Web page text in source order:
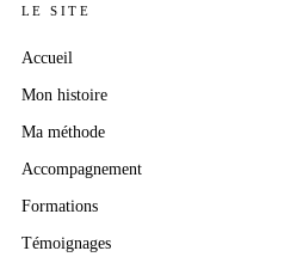
LE SITE
Accueil
Mon histoire
Ma méthode
Accompagnement
Formations
Témoignages